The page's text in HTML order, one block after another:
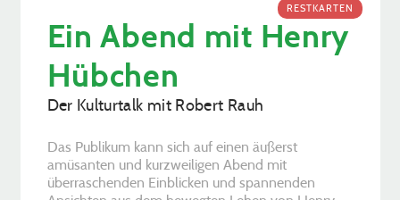
RESTKARTEN
Ein Abend mit Henry
Hübchen
Der Kulturtalk mit Robert Rauh
Das Publikum kann sich auf einen äußerst
amüsanten und kurzweiligen Abend mit
überraschenden Einblicken und spannenden